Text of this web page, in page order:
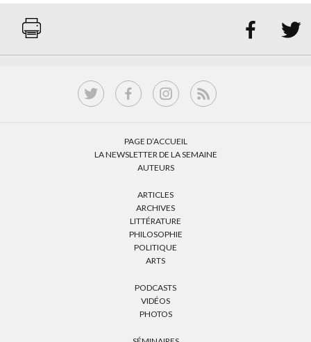
 
PAGE D’ACCUEIL
LA NEWSLETTER DE LA SEMAINE
AUTEURS
ARTICLES
ARCHIVES
LITTÉRATURE
PHILOSOPHIE
POLITIQUE
ARTS
PODCASTS
VIDÉOS
PHOTOS